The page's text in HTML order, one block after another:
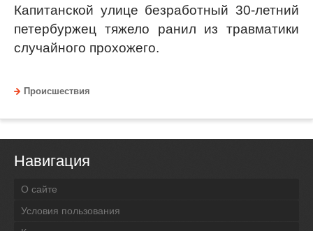
Капитанской улице безработный 30-летний
петербуржец тяжело ранил из травматики
случайного прохожего.
Происшествия
Навигация
О сайте
Условия пользования